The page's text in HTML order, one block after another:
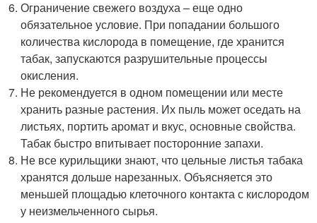
Ограничение свежего воздуха – еще одно
обязательное условие. При попадании большого
количества кислорода в помещение, где хранится
табак, запускаются разрушительные процессы
окисления.
Не рекомендуется в одном помещении или месте
хранить разные растения. Их пыль может оседать на
листьях, портить аромат и вкус, основные свойства.
Табак быстро впитывает посторонние запахи.
Не все курильщики знают, что цельные листья табака
хранятся дольше нарезанных. Объясняется это
меньшей площадью клеточного контакта с кислородом
у неизмельченного сырья.